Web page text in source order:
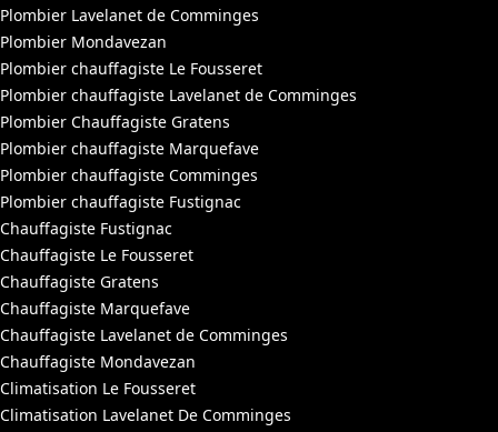
Plombier Lavelanet de Comminges
Plombier Mondavezan
Plombier chauffagiste Le Fousseret
Plombier chauffagiste Lavelanet de Comminges
Plombier Chauffagiste Gratens
Plombier chauffagiste Marquefave
Plombier chauffagiste Comminges
Plombier chauffagiste Fustignac
Chauffagiste Fustignac
Chauffagiste Le Fousseret
Chauffagiste Gratens
Chauffagiste Marquefave
Chauffagiste Lavelanet de Comminges
Chauffagiste Mondavezan
Climatisation Le Fousseret
Climatisation Lavelanet De Comminges